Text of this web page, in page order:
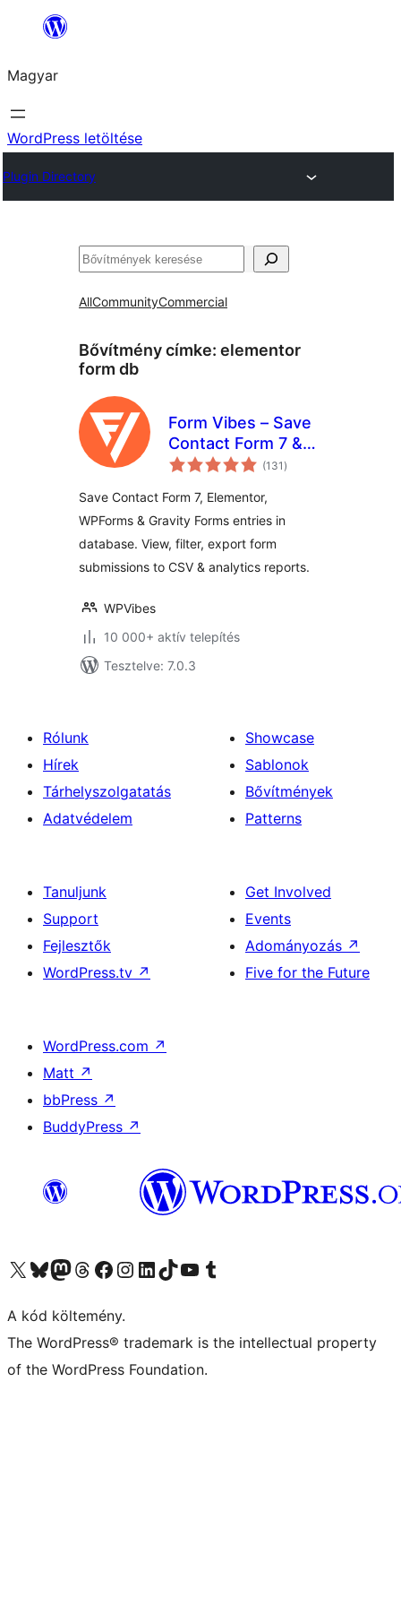
Ugrás
tartalomhoz
Magyar
WordPress letöltése
Plugin Directory
Keresés
AllCommunityCommercial
Bővítmény címke: elementor
form db
Form Vibes – Save
Contact Form 7 &
Elementor Form
(131 értékelés
összesen
)
Save Contact Form 7, Elementor,
WPForms & Gravity Forms entries in
database. View, filter, export form
submissions to CSV & analytics reports.
WPVibes
10 000+ aktív telepítés
Tesztelve: 7.0.3
Rólunk
Hírek
Tárhelyszolgatatás
Adatvédelem
Showcase
Sablonok
Bővítmények
Patterns
Tanuljunk
Support
Fejlesztők
WordPress.tv ↗
Get Involved
Events
Adományozás ↗
Five for the Future
WordPress.com ↗
Matt ↗
bbPress ↗
BuddyPress ↗
Visit our X (formerly Twitter) account
Visit our Bluesky account
Twitter csatornánk
Visit our Threads account
Facebook oldalunk megtekintése
Visit our Instagram account
Visit our LinkedIn account
Visit our TikTok account
Visit our YouTube channel
Visit our Tumblr account
A kód költemény.
The WordPress® trademark is the intellectual property
of the WordPress Foundation.